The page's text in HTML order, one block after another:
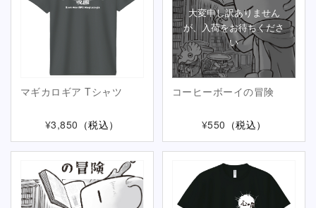
マギカロギア Tシャツ
¥3,850 （税込）
大変申し訳ありません
が、入荷をお待ちくださ
い
コーヒーボーイの冒険
¥550 （税込）